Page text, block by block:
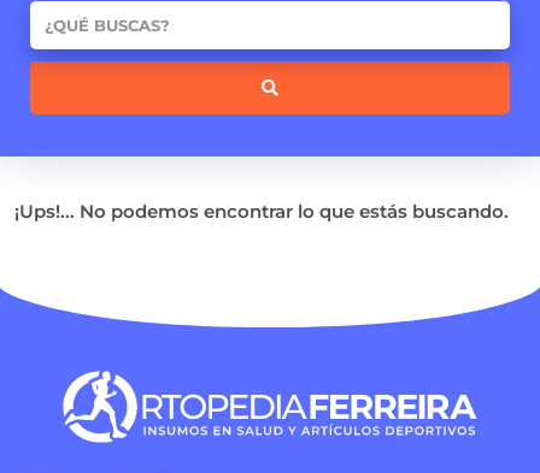
¡Ups!... No podemos encontrar lo que estás buscando.